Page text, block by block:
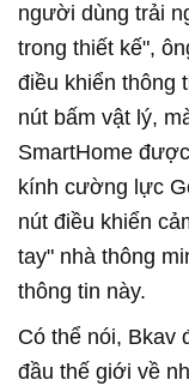
người dùng trải
trong thiết kế",
điều khiển thông
nút bấm vật lý,
SmartHome
kính cường lực
nút điều khiển
tay" nhà thông
thông tin này.
Có thể nói, Bkav
đầu thế giới về